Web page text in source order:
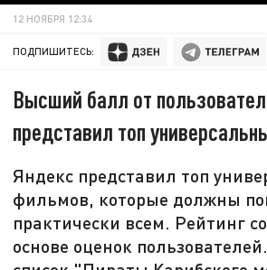
12 НОЯБРЯ 12:34
ПОДПИШИТЕСЬ:
Высший балл от
представил топ
Яндекс представил топ
фильмов, которые должны
практически всем. Рейтинг
основе оценок